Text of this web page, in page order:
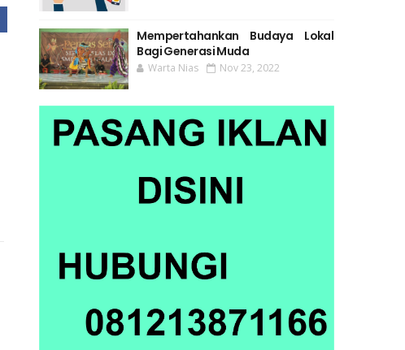
Mempertahankan Budaya Lokal
Bagi Generasi Muda
Warta Nias Nov 23, 2022